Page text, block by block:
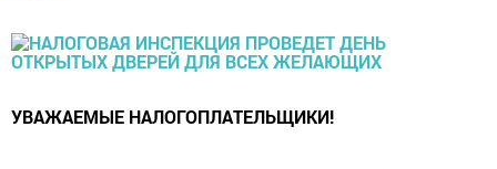
УВАЖАЕМЫЕ НАЛОГОПЛАТЕЛЬЩИКИ!